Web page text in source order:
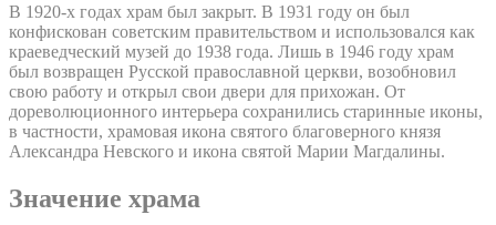
В 1920-х годах храм был закрыт. В 1931 году он был
конфискован советским правительством и использовался как
краеведческий музей до 1938 года. Лишь в 1946 году храм
был возвращен Русской православной церкви, возобновил
свою работу и открыл свои двери для прихожан. От
дореволюционного интерьера сохранились старинные иконы,
в частности, храмовая икона святого благоверного князя
Александра Невского и икона святой Марии Магдалины.
Значение храма